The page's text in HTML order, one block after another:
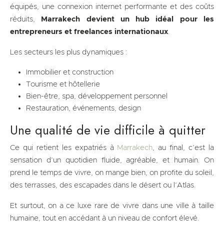
équipés, une connexion internet performante et des coûts
réduits,
Marrakech devient un hub idéal pour les
entrepreneurs et freelances internationaux.
Les secteurs les plus dynamiques :
Immobilier et construction
Tourisme et hôtellerie
Bien-être, spa, développement personnel
Restauration, événements, design
Une qualité de vie difficile à quitter
Ce qui retient les expatriés à Marrakech, au final, c’est la
sensation d’un quotidien fluide, agréable, et humain. On
prend le temps de vivre, on mange bien, on profite du soleil,
des terrasses, des escapades dans le désert ou l’Atlas.
Et surtout, on a ce luxe rare de vivre dans une ville à taille
humaine, tout en accédant à un niveau de confort élevé.